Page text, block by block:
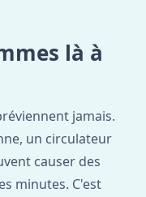
là à
jamais.
un circulateur
causer des
minutes. C'est